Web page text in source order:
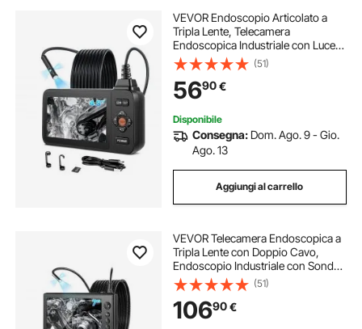
VEVOR Endoscopio Articolato a
Tripla Lente, Telecamera
Endoscopica Industriale con Luce,
Schermo IPS HD da 4,5'', Zoom 8x,
Batteria da 3000 mAh, Cavo
Impermeabile IP67 da 5 m, per Auto
e Idraulica
(51)
5690€
Disponibile
Consegna: Dom. Ago. 9 - Gio.
Ago. 13
Aggiungi al carrello
VEVOR Telecamera Endoscopica a
Tripla Lente con Doppio Cavo,
Endoscopio Industriale con Sonda
da 8 mm, Schermo IPS HD da 7'',
Zoom 8x, Cavo Impermeabile IP67,
per Ispezione Automobilistica e
Idraulica
(51)
10690€